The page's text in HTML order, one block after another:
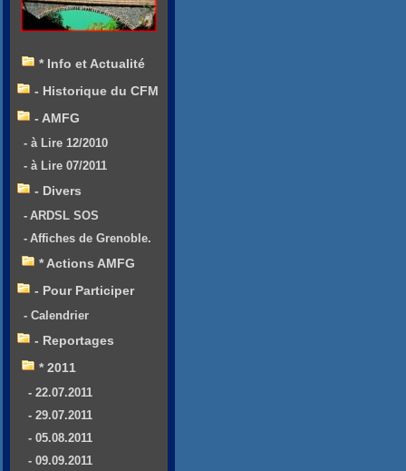
* Info et Actualité
- Historique du CFM
- AMFG
- à Lire 12/2010
- à Lire 07/2011
- Divers
- ARDSL SOS
- Affiches de Grenoble.
* Actions AMFG
- Pour Participer
- Calendrier
- Reportages
* 2011
- 22.07.2011
- 29.07.2011
- 05.08.2011
- 09.09.2011